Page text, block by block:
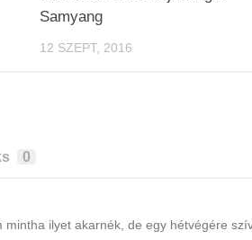
Samyang
12 SZEPT, 2016
0
ilyet akarnék, de egy hétvégére